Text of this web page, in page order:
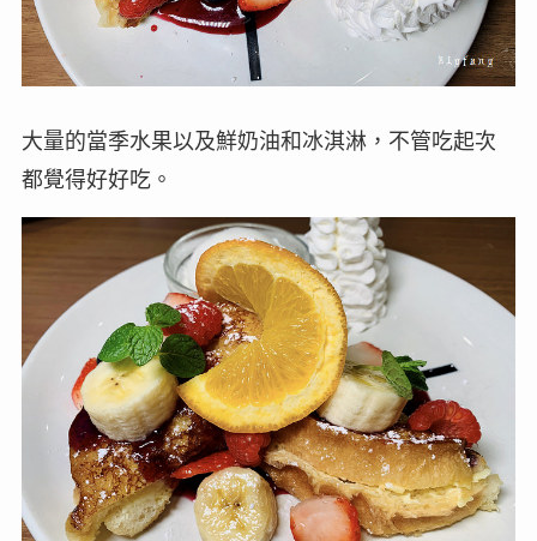
大量的當季水果以及鮮奶油和冰淇淋，不管吃起次
都覺得好好吃。